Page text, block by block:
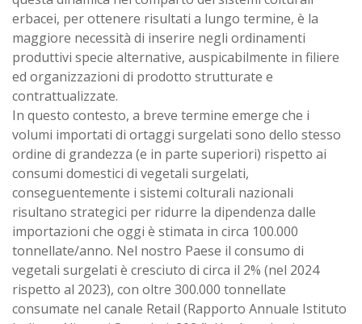
erbacei, per ottenere risultati a lungo termine, è la
maggiore necessità di inserire negli ordinamenti
produttivi specie alternative, auspicabilmente in filiere
ed organizzazioni di prodotto strutturate e
contrattualizzate.
In questo contesto, a breve termine emerge che i
volumi importati di ortaggi surgelati sono dello stesso
ordine di grandezza (e in parte superiori) rispetto ai
consumi domestici di vegetali surgelati,
conseguentemente i sistemi colturali nazionali
risultano strategici per ridurre la dipendenza dalle
importazioni che oggi è stimata in circa 100.000
tonnellate/anno. Nel nostro Paese il consumo di
vegetali surgelati è cresciuto di circa il 2% (nel 2024
rispetto al 2023), con oltre 300.000 tonnellate
consumate nel canale Retail (Rapporto Annuale Istituto